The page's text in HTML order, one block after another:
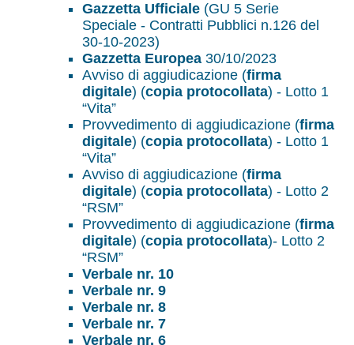
Gazzetta Ufficiale (GU 5 Serie
Speciale - Contratti Pubblici n.126 del
30-10-2023)
Gazzetta Europea 30/10/2023
Avviso di aggiudicazione (firma
digitale) (copia protocollata) - Lotto 1
“Vita”
Provvedimento di aggiudicazione (firma
digitale) (copia protocollata) - Lotto 1
“Vita”
Avviso di aggiudicazione (firma
digitale) (copia protocollata) - Lotto 2
“RSM”
Provvedimento di aggiudicazione (firma
digitale) (copia protocollata)- Lotto 2
“RSM”
Verbale nr. 10
Verbale nr. 9
Verbale nr. 8
Verbale nr. 7
Verbale nr. 6